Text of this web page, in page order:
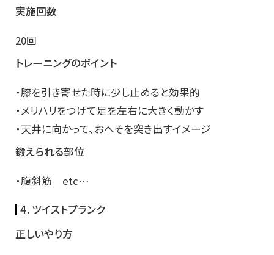
実施回数
20回
トレーニングのポイント
・膝を引き寄せた時に少し止めると効果的
・メリハリをつけて足を左右に大きく動かす
・天井に向かって、おへそを突き出すイメージ
鍛えられる部位
・腹斜筋 etc…
4．ツイストプランク
正しいやり方